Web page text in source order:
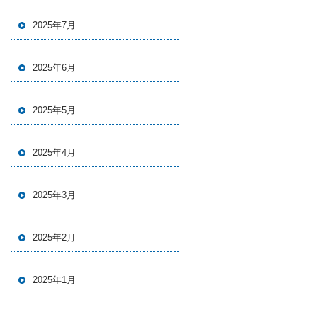
2025年7月
2025年6月
2025年5月
2025年4月
2025年3月
2025年2月
2025年1月